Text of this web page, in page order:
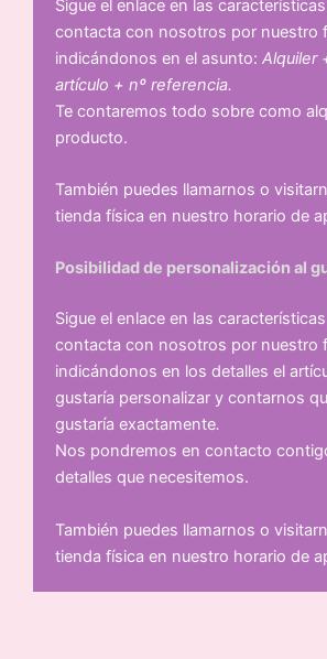
Sigue el enlace en las
contacta con nosotros por nuestro
indicándonos en el asunto: Alquiler
artículo + nº referencia.
Te contaremos todo sobre como
producto.
También puedes llamarnos o
tienda física en nuestro horario de
Posibilidad de personalización al
Sigue el enlace en las
contacta con nosotros por nuestro
indicándonos en los detalles el
gustaría personalizar y contarnos
gustaría exactamente.
Nos pondremos en contacto
detalles que necesitemos.
También puedes llamarnos o
tienda física en nuestro horario de